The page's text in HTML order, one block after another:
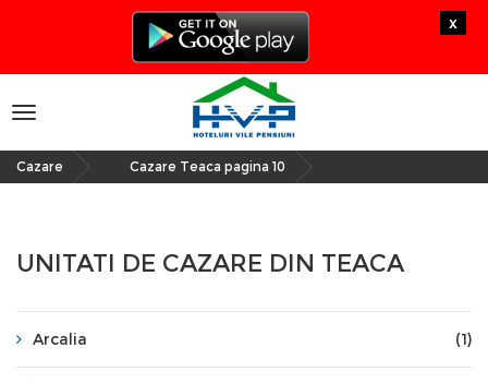
x
Toggle
navigation
Cazare Cazare Teaca pagina 10
UNITATI DE CAZARE DIN TEACA
Arcalia (1)